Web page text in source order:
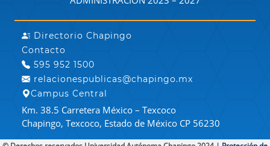
Directorio Chapingo
Contacto
595 952 1500
relacionespublicas@chapingo.mx
Campus Central
Km. 38.5 Carretera México – Texcoco
Chapingo, Texcoco, Estado de México CP 56230